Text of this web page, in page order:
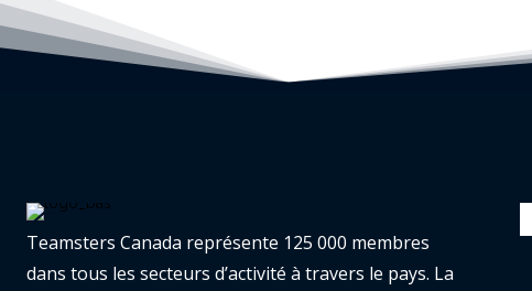
Teamsters Canada représente 125 000 membres
dans tous les secteurs d’activité à travers le pays. La